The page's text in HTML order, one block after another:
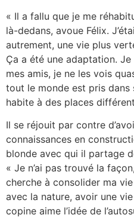
« Il a fallu que je me
là-dedans, avoue Félix.
autrement, une vie plus
Ça a été une adaptation.
mes amis, je ne les vois
tout le monde est pris
habite à des places
Il se réjouit par contre
connaissances en
blonde avec qui il partage
« Je n’ai pas trouvé la
cherche à consolider ma
avec la nature, avoir une
copine aime l’idée de